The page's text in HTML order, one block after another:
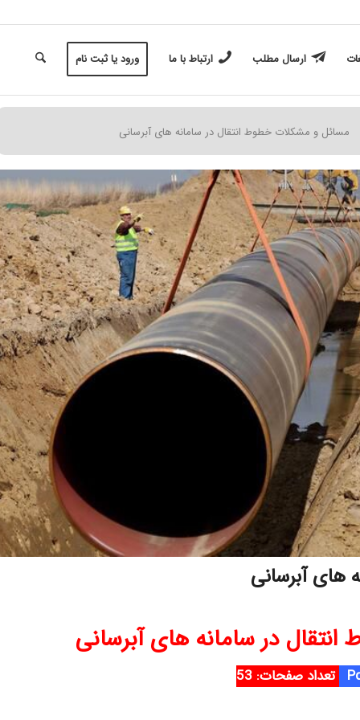
ارسال مطلب ارتباط با ما ورود یا ثبت نام
مسائل و مشکلات خطوط انتقال در سامانه های آبرسانی
های آبرسانی
در سامانه های آبرسانی
تعداد صفحات: 53